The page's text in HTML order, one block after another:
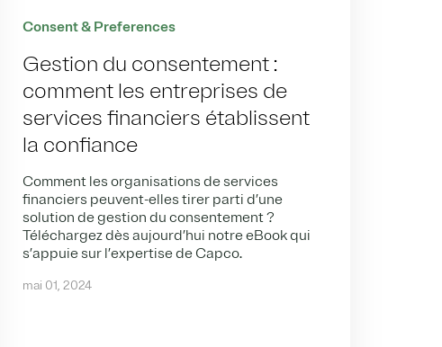
Consent & Preferences
Gestion du consentement :
comment les entreprises de
services financiers établissent
la confiance
Comment les organisations de services
financiers peuvent-elles tirer parti d’une
solution de gestion du consentement ?
Téléchargez dès aujourd’hui notre eBook qui
s’appuie sur l’expertise de Capco.
mai 01, 2024